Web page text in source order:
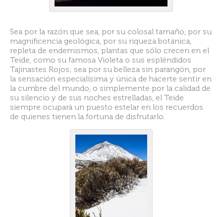
Sea por la razón que sea, por su colosal tamaño, por su
magnificencia geológica, por su riqueza botánica,
repleta de endemismos, plantas que sólo crecen en el
Teide, como su famosa Violeta o sus espléndidos
Tajinastes Rojos; sea por su belleza sin parangón, por
la sensación especialísima y única de hacerte sentir en
la cumbre del mundo, o simplemente por la calidad de
su silencio y de sus noches estrelladas, el Teide
siempre ocupará un puesto estelar en los recuerdos
de quienes tienen la fortuna de disfrutarlo.